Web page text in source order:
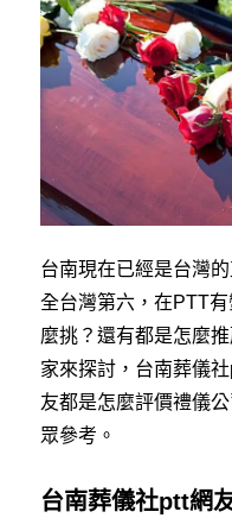
台南現在已經是台灣
全台灣第六，在PTT
麼挑？還有都是怎麼
家來探討，台南葬儀
友都是怎麼評價禮儀
眾參考。
台南葬儀社ptt網